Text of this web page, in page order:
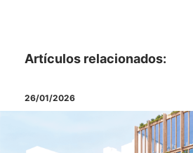
Artículos relacionados:
19/01/2026
26/01/2026